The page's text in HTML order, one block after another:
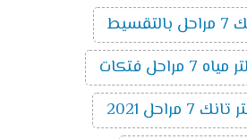
فتكات
مراحل 2021